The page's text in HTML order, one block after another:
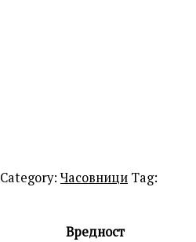
Category: Часовници Tag:
Вредност